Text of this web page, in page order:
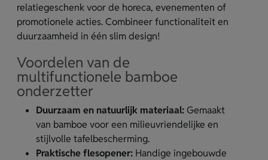
relatiegeschenk voor de horeca, evenementen of
promotionele acties. Combineer functionaliteit en
duurzaamheid in één slim design!
Voordelen van de
multifunctionele bamboe
onderzetter
Duurzaam en natuurlijk materiaal:Gemaakt
van bamboe voor een milieuvriendelijke en
stijlvolle tafelbescherming.
Praktische flesopener: Handige ingebouwde